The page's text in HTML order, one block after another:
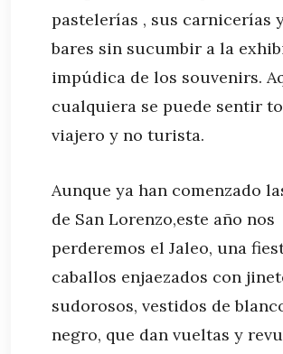
pastelerías , sus carnicerías
bares sin sucumbir a la
impúdica de los souvenirs.
cualquiera se puede sentir
viajero y no turista.
Aunque ya han comenzado
de San Lorenzo,este año nos
perderemos el Jaleo, una
caballos enjaezados con
sudorosos, vestidos de
negro, que dan vueltas y